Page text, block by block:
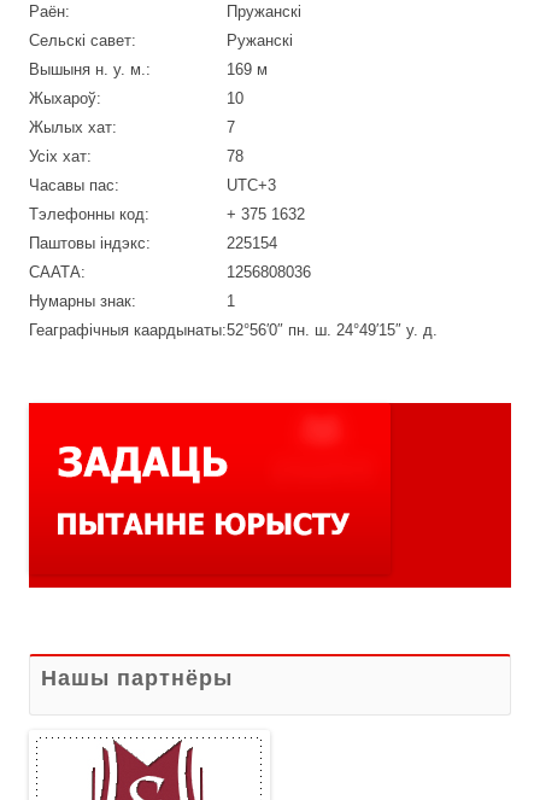
Раён:
Пружанскі
Сельскі савет:
Ружанскі
Вышыня н. у. м.:
169 м
Жыхароў:
10
Жылых хат:
7
Усіх хат:
78
Часавы пас:
UTC+3
Тэлефонны код:
+ 375 1632
Паштовы індэкс:
225154
СААТА:
1256808036
Нумарны знак:
1
Геаграфічныя каардынаты:52°56′0″ пн. ш. 24°49′15″ у. д.
Нашы партнёры